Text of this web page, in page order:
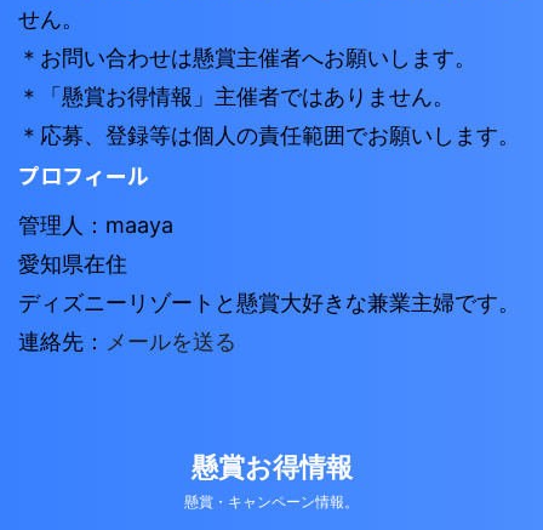
せん。
＊お問い合わせは懸賞主催者へお願いします。
＊「懸賞お得情報」主催者ではありません。
＊応募、登録等は個人の責任範囲でお願いします。
プロフィール
管理人：maaya
愛知県在住
ディズニーリゾートと懸賞大好きな兼業主婦です。
連絡先： メールを送る
懸賞お得情報
懸賞・キャンペーン情報。